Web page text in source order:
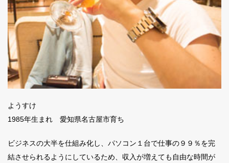
ようすけ
1985年生まれ 愛知県名古屋市育ち
ビジネスの大半を仕組み化し、パソコン１台で仕事の９９％を完
結させられるようにしているため、収入が増えても自由な時間が